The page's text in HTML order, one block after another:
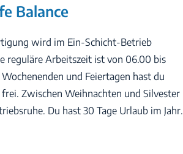
Balance
wird im Ein-Schicht-Betrieb
reguläre Arbeitszeit ist von 06.00 bis
und Feiertagen hast du
Zwischen Weihnachten und Silvester
Du hast 30 Tage Urlaub im Jahr.